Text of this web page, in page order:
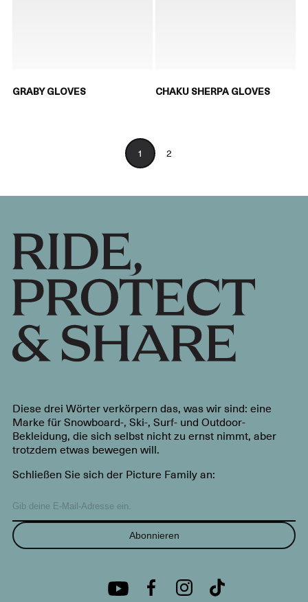
GRABY GLOVES CHAKU SHERPA GLOVES
1 2
Diese drei Wörter verkörpern das, was wir sind: eine
Marke für Snowboard-, Ski-, Surf- und Outdoor-
Bekleidung, die sich selbst nicht zu ernst nimmt, aber
trotzdem etwas bewegen will.
Schließen Sie sich der Picture Family an:
Abonnieren